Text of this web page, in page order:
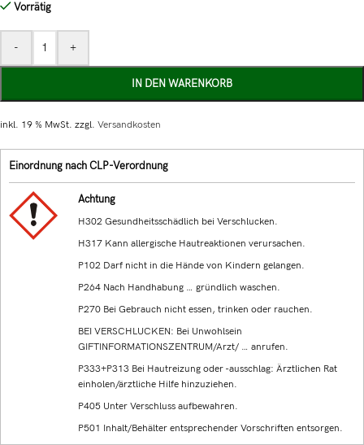
Vorrätig
- +
IN DEN WARENKORB
inkl. 19 % MwSt. zzgl. Versandkosten
Einordnung nach CLP-Verordnung
Achtung
H302 Gesundheitsschädlich bei Verschlucken.
H317 Kann allergische Hautreaktionen verursachen.
P102 Darf nicht in die Hände von Kindern gelangen.
P264 Nach Handhabung … gründlich waschen.
P270 Bei Gebrauch nicht essen, trinken oder rauchen.
BEI VERSCHLUCKEN: Bei Unwohlsein
GIFTINFORMATIONSZENTRUM/Arzt/ … anrufen.
P333+P313 Bei Hautreizung oder -ausschlag: Ärztlichen Rat
einholen/ärztliche Hilfe hinzuziehen.
P405 Unter Verschluss aufbewahren.
P501 Inhalt/Behälter entsprechender Vorschriften entsorgen.